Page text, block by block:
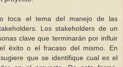
toca el tema del manejo de las
Los stakeholders de un
clave que terminarán por influir
éxito o el fracaso del mismo. En
que se identifique cual es el